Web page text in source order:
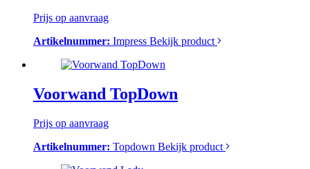
Prijs op aanvraag
Artikelnummer: Impress Bekijk product
Voorwand TopDown
Prijs op aanvraag
Artikelnummer: Topdown Bekijk product